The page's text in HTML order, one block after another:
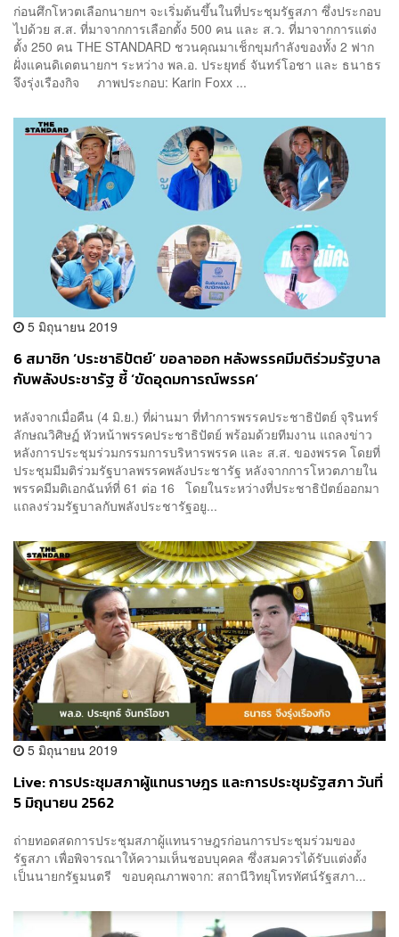
ก่อนศึกโหวตเลือกนายกฯ จะเริ่มต้นขึ้นในที่ประชุมรัฐสภา ซึ่งประกอบ
ไปด้วย ส.ส. ที่มาจากการเลือกตั้ง 500 คน และ ส.ว. ที่มาจากการแต่ง
ตั้ง 250 คน THE STANDARD ชวนคุณมาเช็กขุมกำลังของทั้ง 2 ฟาก
ฝั่งแคนดิเดตนายกฯ ระหว่าง พล.อ. ประยุทธ์ จันทร์โอชา และ ธนาธร
จึงรุ่งเรืองกิจ ภาพประกอบ: Karin Foxx ...
5 มิถุนายน 2019
6 สมาชิก ‘ประชาธิปัตย์’ ขอลาออก หลังพรรคมีมติร่วมรัฐบาล
กับพลังประชารัฐ ชี้ ‘ขัดอุดมการณ์พรรค’
หลังจากเมื่อคืน (4 มิ.ย.) ที่ผ่านมา ที่ทำการพรรคประชาธิปัตย์ จุรินทร์
ลักษณวิศิษฏ์ หัวหน้าพรรคประชาธิปัตย์ พร้อมด้วยทีมงาน แถลงข่าว
หลังการประชุมร่วมกรรมการบริหารพรรค และ ส.ส. ของพรรค โดยที่
ประชุมมีมติร่วมรัฐบาลพรรคพลังประชารัฐ หลังจากการโหวตภายใน
พรรคมีมติเอกฉันท์ที่ 61 ต่อ 16 โดยในระหว่างที่ประชาธิปัตย์ออกมา
แถลงร่วมรัฐบาลกับพลังประชารัฐอยู...
5 มิถุนายน 2019
Live: การประชุมสภาผู้แทนราษฎร และการประชุมรัฐสภา วันที่
5 มิถุนายน 2562
ถ่ายทอดสดการประชุมสภาผู้แทนราษฎรก่อนการประชุมร่วมของ
รัฐสภา เพื่อพิจารณาให้ความเห็นชอบบุคคล ซึ่งสมควรได้รับแต่งตั้ง
เป็นนายกรัฐมนตรี ขอบคุณภาพจาก: สถานีวิทยุโทรทัศน์รัฐสภา...